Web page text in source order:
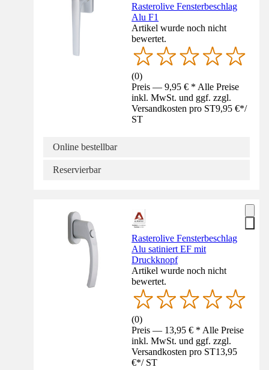
Rasterolive Fensterbeschlag
Alu F1
Artikel wurde noch nicht
bewertet.
(0)
Preis — 9,95 € * Alle Preise
inkl. MwSt. und ggf. zzgl.
Versandkosten pro ST9,95 €*/
ST
Online bestellbar
Reservierbar
Rasterolive Fensterbeschlag
Alu satiniert EF mit
Druckknopf
Artikel wurde noch nicht
bewertet.
(0)
Preis — 13,95 € * Alle Preise
inkl. MwSt. und ggf. zzgl.
Versandkosten pro ST13,95
€*/ ST